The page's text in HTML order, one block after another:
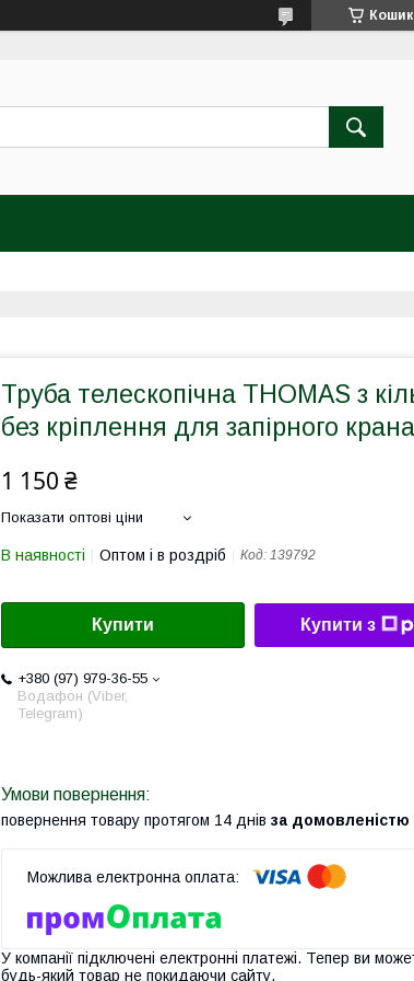
Кошик
Труба телескопічна THOMAS з
без кріплення для запірного крана
1 150 ₴
Показати оптові ціни
В наявності Оптом і в роздріб Код: 139792
Купити Купити з
+380 (97) 979-36-55
Водафон (Viber,
Telegram)
повернення товару протягом 14 днів за домовленістю
У компанії підключені електронні платежі. Тепер ви
будь-який товар не покидаючи сайту.